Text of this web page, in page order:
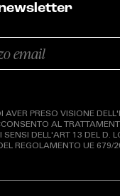
AVER PRESO VISIONE
AL
SENSI DELL'ART 13 DEL D.
REGOLAMENTO UE 679/